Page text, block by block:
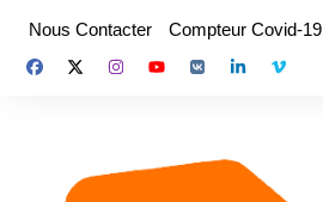
contenu
Nous Contacter Compteur Covid-19